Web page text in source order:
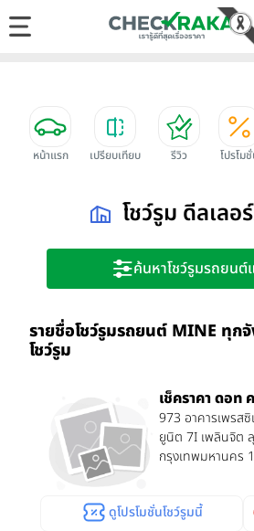
หน้าแรก เปรียบเทียบ รีวิว โปรโม
โชว์รูม ดีลเล
ค้นหาโชว์รูมรถยนต์
รายชื่อโชว์รูมรถยนต์ MINE ทุก
โชว์รูม
เช็คราคา ดอท
973 อาคารเพรส
ยูนิต 7I เพลินจิต
กรุงเทพมหานคร
ดูโปรโมชั่นโชว์รูมนี้